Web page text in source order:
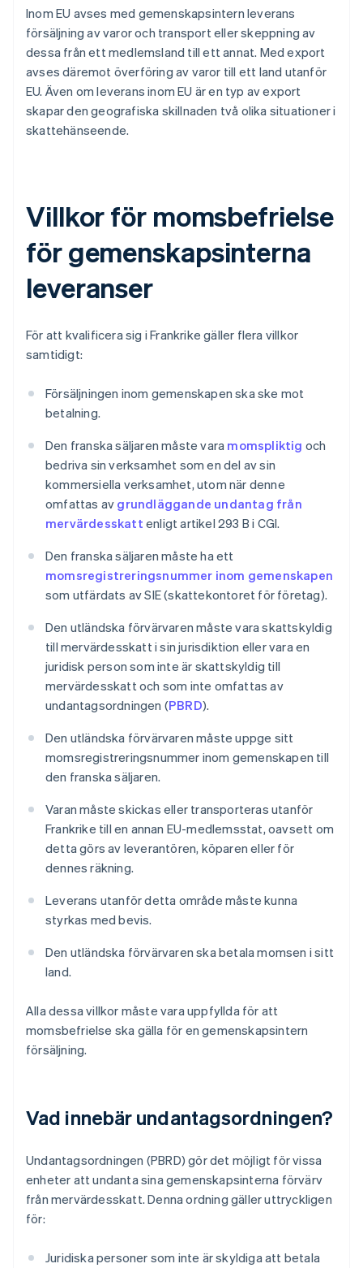
Inom EU avses med gemenskapsintern leverans
försäljning av varor och transport eller skeppning av
dessa från ett medlemsland till ett annat. Med export
avses däremot överföring av varor till ett land utanför
EU. Även om leverans inom EU är en typ av export
skapar den geografiska skillnaden två olika situationer i
skattehänseende.
Villkor för momsbefrielse
för gemenskapsinterna
leveranser
För att kvalificera sig i Frankrike gäller flera villkor
samtidigt:
Försäljningen inom gemenskapen ska ske mot
betalning.
Den franska säljaren måste vara momspliktig och
bedriva sin verksamhet som en del av sin
kommersiella verksamhet, utom när denne
omfattas av grundläggande undantag från
mervärdesskatt enligt artikel 293 B i CGI.
Den franska säljaren måste ha ett
momsregistreringsnummer inom gemenskapen
som utfärdats av SIE (skattekontoret för företag).
Den utländska förvärvaren måste vara skattskyldig
till mervärdesskatt i sin jurisdiktion eller vara en
juridisk person som inte är skattskyldig till
mervärdesskatt och som inte omfattas av
undantagsordningen (PBRD).
Den utländska förvärvaren måste uppge sitt
momsregistreringsnummer inom gemenskapen till
den franska säljaren.
Varan måste skickas eller transporteras utanför
Frankrike till en annan EU-medlemsstat, oavsett om
detta görs av leverantören, köparen eller för
dennes räkning.
Leverans utanför detta område måste kunna
styrkas med bevis.
Den utländska förvärvaren ska betala momsen i sitt
land.
Alla dessa villkor måste vara uppfyllda för att
momsbefrielse ska gälla för en gemenskapsintern
försäljning.
Vad innebär undantagsordningen?
Undantagsordningen (PBRD) gör det möjligt för vissa
enheter att undanta sina gemenskapsinterna förvärv
från mervärdesskatt. Denna ordning gäller uttryckligen
för:
Juridiska personer som inte är skyldiga att betala